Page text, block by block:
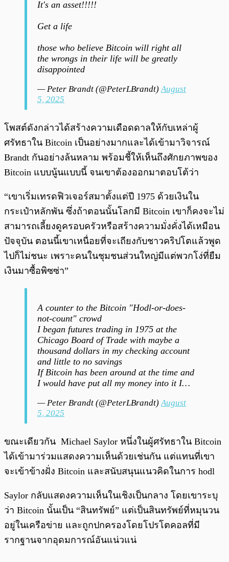
It's an asset!!!!!
Get a life
those who believe Bitcoin will right all
the wrongs in their life will be greatly
disappointed
— Peter Brandt (@PeterLBrandt)August
5, 2025
โพสต์ดังกล่าวได้สร้างความเดือดดาลให้กับเหล่าผู้
ศรัทธาใน Bitcoin เป็นอย่างมากและได้เข้ามาวิจารณ์
Brandt กันอย่างล้นหลาม พร้อมชี้ให้เห็นถึงศักยภาพของ
Bitcoin แบบนู้นแบบนี้ จนเขาต้องออกมาตอบโต้ว่า
“เขาเริ่มเทรดฟิวเจอร์สมาตั้งแต่ปี 1975 ด้วยเงินใน
กระเป๋าหลักพัน ซึ่งถ้าตอนนั้นโลกมี Bitcoin เขาก็คงจะไม่
สามารถเลี้ยงดูครอบครัวหรือสร้างความมั่งคั่งได้เหมือน
ปัจจุบัน ตอนนี้เขาเหนื่อยที่จะเถียงกับชาวคริปโตแล้วพูด
ไปก็ไม่ชนะ เพราะคนในชุมชนส่วนใหญ่มีแต่พวกโง่ที่ยืม
เงินมาซื้อพิซซ่า”
A counter to the Bitcoin "Hodl-or-does-
not-count" crowd
I began futures trading in 1975 at the
Chicago Board of Trade with maybe a
thousand dollars in my checking account
and little to no savings
If Bitcoin has been around at the time and
I would have put all my money into it I…
— Peter Brandt (@PeterLBrandt)August
5, 2025
ขณะเดียวกัน Michael Saylor หนึ่งในผู้ศรัทธาใน Bitcoin
ได้เข้ามาร่วมแสดงความเห็นด้วยเช่นกัน แต่แทนที่เขา
จะเข้าข้างฝั่ง Bitcoin และสนับสนุนแนวคิดในการ hodl
Saylor กลับแสดงความเห็นในเชิงเป็นกลาง โดยเขาระบุ
ว่า Bitcoin นั้นเป็น “สินทรัพย์” แต่เป็นสินทรัพย์ที่หมุนวน
อยู่ในเครือข่าย และถูกปกครองโดยโปรโตคอลที่มี
รากฐานจากอุดมการณ์อันแน่วแน่